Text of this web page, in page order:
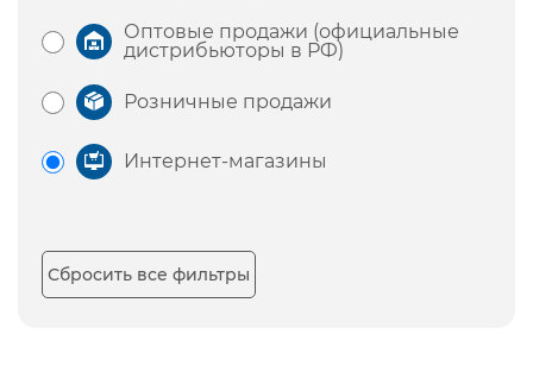
Оптовые продажи (официальные
дистрибьюторы в РФ)
Розничные продажи
Интернет-магазины
Сбросить все фильтры